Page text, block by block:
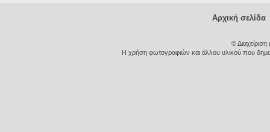
Αρχική σελίδα
©
Η χρήση φωτογραφιών και άλλου υλικού που